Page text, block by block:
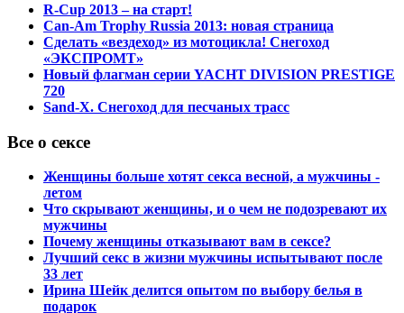
R-Cup 2013 – на старт!
Can-Am Trophy Russia 2013: новая страница
Сделать «вездеход» из мотоцикла! Снегоход
«ЭКСПРОМТ»
Новый флагман серии YACHT DIVISION PRESTIGE
720
Sand-X. Снегоход для песчаных трасс
Все о сексе
Женщины больше хотят секса весной, а мужчины -
летом
Что скрывают женщины, и о чем не подозревают их
мужчины
Почему женщины отказывают вам в сексе?
Лучший секс в жизни мужчины испытывают после
33 лет
Ирина Шейк делится опытом по выбору белья в
подарок